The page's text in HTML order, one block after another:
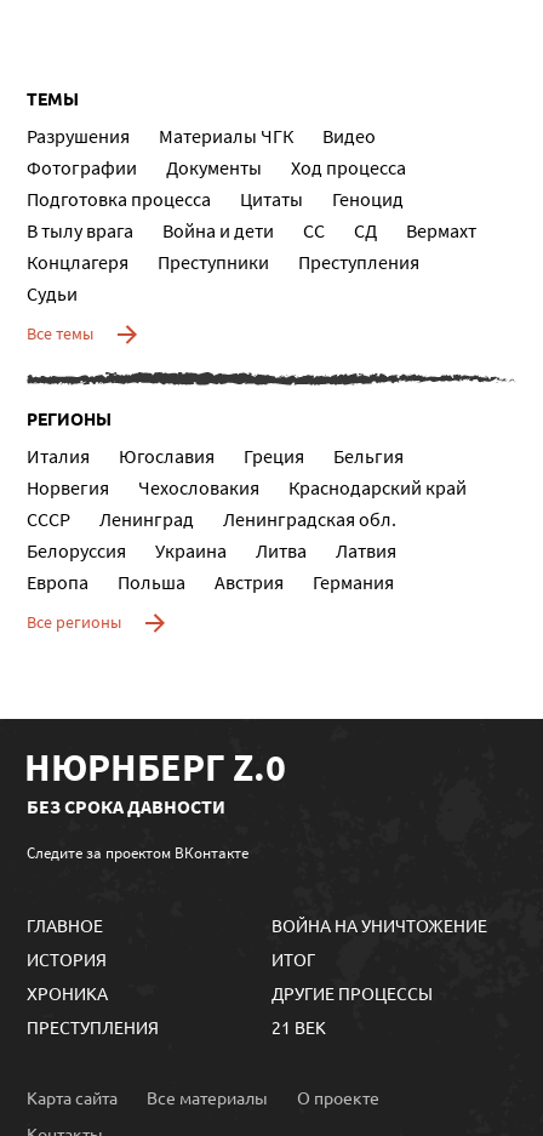
ТЕМЫ
Разрушения Материалы ЧГК
Видео
Фотографии
Документы
Ход процесса
Подготовка процесса
Цитаты
Геноцид
В тылу врага
Война и дети СС СД
Вермахт
Концлагеря
Преступники
Преступления
Судьи
Все темы
РЕГИОНЫ
Италия Югославия Греция
Бельгия
Норвегия
Чехословакия
Краснодарский край
СССР
Ленинград
Ленинградская обл.
Белоруссия
Украина Литва
Латвия
Европа
Польша Австрия Германия
Все регионы
НЮРНБЕРГ Z.0
БЕЗ СРОКА ДАВНОСТИ
Следите за проектом ВКонтакте
ГЛАВНОЕ
ИСТОРИЯ
ХРОНИКА
ПРЕСТУПЛЕНИЯ
ВОЙНА НА УНИЧТОЖЕНИЕ
ИТОГ
ДРУГИЕ ПРОЦЕССЫ
21 ВЕК
Карта сайта Все материалы
О проекте